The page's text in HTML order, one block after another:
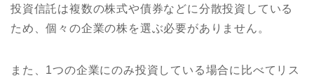
投資信託は複数の株式や債券などに分散投資している
ため、個々の企業の株を選ぶ必要がありません。
また、1つの企業にのみ投資している場合に比べてリス